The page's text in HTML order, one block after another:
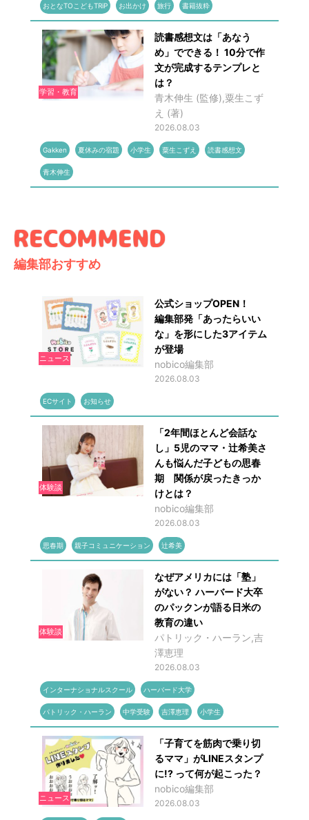
おとなTOこどもTRiP お出かけ 旅行 書籍抜粋
学習・教育
読書感想文は「あなう
め」でできる！ 10分で作
文が完成するテンプレと
は？
青木伸生 (監修),粟生こず
え (著)
2026.08.03
Gakken 夏休みの宿題 小学生 粟生こずえ 読書感想文
青木伸生
編集部おすすめ
ニュース
公式ショップOPEN！
編集部発「あったらいい
な」を形にした3アイテム
が登場
nobico編集部
2026.08.03
ECサイト お知らせ
体験談
「2年間ほとんど会話な
し」5児のママ・辻希美さ
んも悩んだ子どもの思春
期 関係が戻ったきっか
けとは？
nobico編集部
2026.08.03
思春期 親子コミュニケーション 辻希美
体験談
なぜアメリカには「塾」
がない？ ハーバード大卒
のパックンが語る日米の
教育の違い
パトリック・ハーラン,吉
澤恵理
2026.08.03
インターナショナルスクール ハーバード大学
パトリック・ハーラン 中学受験 吉澤恵理 小学生
ニュース
「子育てを筋肉で乗り切
るママ」がLINEスタンプ
に!? って何が起こった？
nobico編集部
2026.08.03